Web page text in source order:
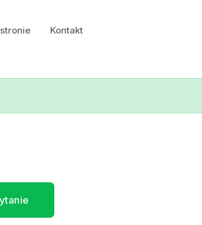
Kontakt